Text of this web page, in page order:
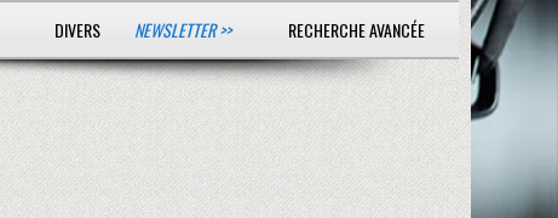
DIVERS NEWSLETTER >> RECHERCHE AVANCÉE